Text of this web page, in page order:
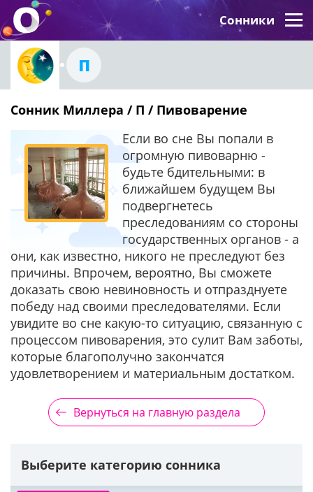
Сонники
П
Сонник Миллера / П / Пивоварение
Если во сне Вы попали в
огромную пивоварню -
будьте бдительными: в
ближайшем будущем Вы
подвергнетесь
преследованиям со стороны
государственных органов - а
они, как известно, никого не преследуют без
причины. Впрочем, вероятно, Вы сможете
доказать свою невиновность и отпразднуете
победу над своими преследователями. Если
увидите во сне какую-то ситуацию, связанную с
процессом пивоварения, это сулит Вам заботы,
которые благополучно закончатся
удовлетворением и материальным достатком.
Вернуться на главную раздела
Выберите категорию сонника